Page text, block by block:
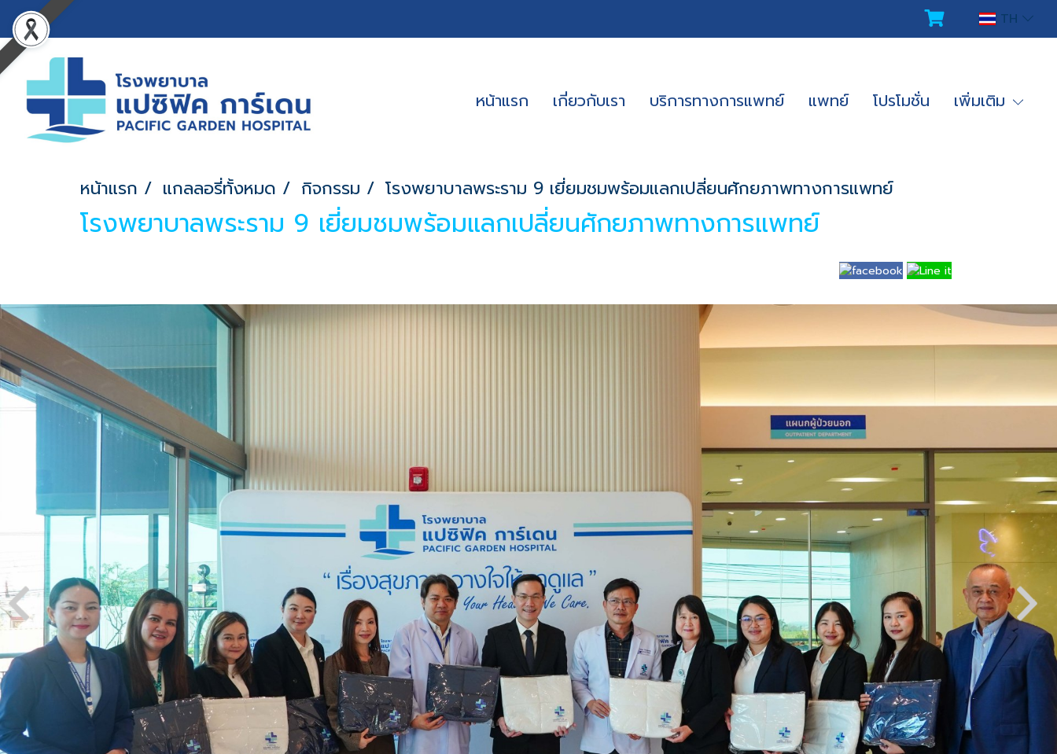
TH
หน้าแรก เกี่ยวกับเรา บริการทางการแพทย์ แพทย์ โปรโมชั่น เพิ่มเติม
หน้าแรก แกลลอรี่ทั้งหมด กิจกรรม โรงพยาบาลพระราม 9 เยี่ยมชมพร้อมแลกเปลี่ยนศักยภาพทางการแพทย์
โรงพยาบาลพระราม 9 เยี่ยมชมพร้อมแลกเปลี่ยนศักยภาพทางการแพทย์